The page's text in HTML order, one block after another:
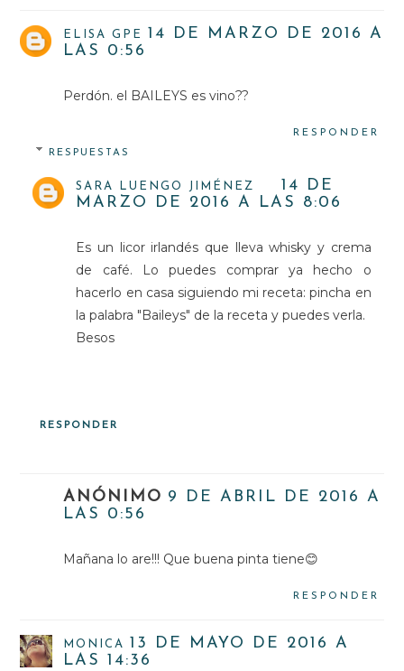
ELISA GPE
14 DE MARZO DE 2016 A
LAS 0:56
Perdón. el BAILEYS es vino??
RESPONDER
RESPUESTAS
SARA LUENGO JIMÉNEZ
14 DE
MARZO DE 2016 A LAS 8:06
Es un licor irlandés que lleva whisky y crema
de café. Lo puedes comprar ya hecho o
hacerlo en casa siguiendo mi receta: pincha en
la palabra "Baileys" de la receta y puedes verla.
Besos
RESPONDER
ANÓNIMO 9 DE ABRIL DE 2016 A
LAS 0:56
Mañana lo are!!! Que buena pinta tiene😊
RESPONDER
MONICA
13 DE MAYO DE 2016 A
LAS 14:36